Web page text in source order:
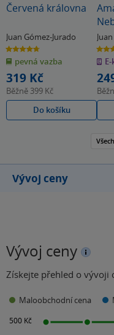
Červená královna
Juan Gómez-Jurado
4.7
z
5
hvězdiček
pevná vazba
319 Kč
Běžně 399 Kč
Do košíku
5.0
z
5
Vývoj ceny
Vývoj ceny
Získejte přehled o vývoji
Maloobchodní cena